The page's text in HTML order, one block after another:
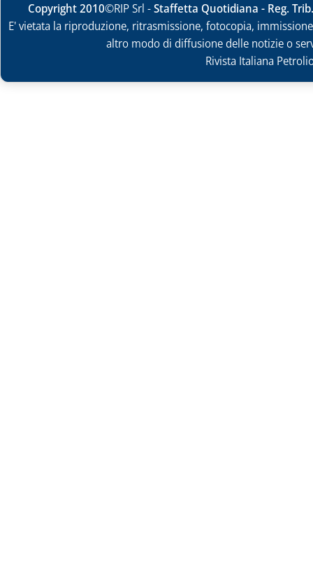
Copyright 2010©RIP Srl -Staffetta Quotidiana - Reg.
E' vietata la riproduzione, ritrasmissione, fotocopia,
altro modo di diffusione delle notizie o
Rivista Italiana